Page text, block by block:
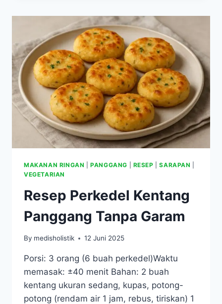
&
LABU
KUNING
DENGAN
GARAM
LAUT
MAKANAN RINGAN |PANGGANG RESEP |SARAPAN
VEGETARIAN
Resep Perkedel Kentang
Panggang Tanpa Garam
By medisholistik 12 Juni 2025
Porsi: 3 orang (6 buah perkedel)Waktu
memasak: ±40 menit Bahan: 2 buah
kentang ukuran sedang, kupas, potong-
potong (rendam air 1 jam, rebus, tiriskan) 1